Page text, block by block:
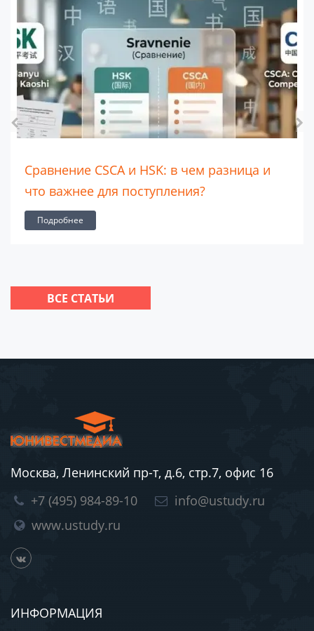
Сравнение CSCA и HSK: в чем разница и
что важнее для поступления?
Подробнее
ВСЕ СТАТЬИ
Москва, Ленинский пр-т, д.6, стр.7, офис 16
+7 (495) 984-89-10
info@ustudy.ru
www.ustudy.ru
ИНФОРМАЦИЯ